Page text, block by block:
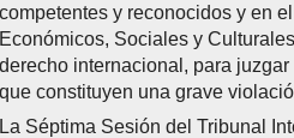
competentes y reconocidos y en
Económicos, Sociales y
derecho internacional, para
que constituyen una grave
La Séptima Sesión del Tribunal